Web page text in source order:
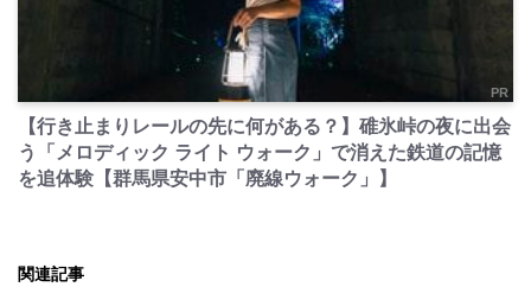
PR
【行き止まりレールの先に何がある？】碓氷峠の夜に出会
う「メロディック ライト ウォーク」で消えた鉄道の記憶
を追体験【群馬県安中市「廃線ウォーク」】
関連記事